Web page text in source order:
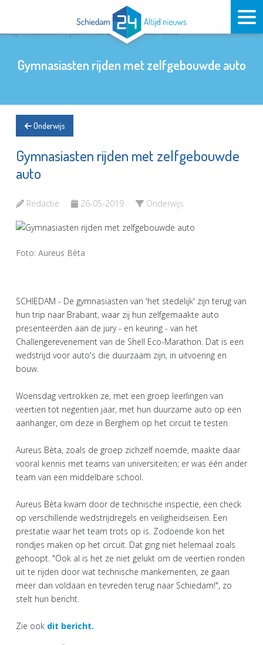
Gymnasiasten rijden met zelfgebouwde auto
Onderwijs
Gymnasiasten rijden met zelfgebouwde
auto
Redactie 26-05-2019 Onderwijs
Foto: Aureus Bèta
SCHIEDAM - De gymnasiasten van 'het stedelijk' zijn terug van
hun trip naar Brabant, waar zij hun zelfgemaakte auto
presenteerden aan de jury - en keuring - van het
Challengerevenement van de Shell Eco-Marathon. Dat is een
wedstrijd voor auto's die duurzaam zijn, in uitvoering en
bouw.
Woensdag vertrokken ze, met een groep leerlingen van
veertien tot negentien jaar, met hun duurzame auto op een
aanhanger, om deze in Berghem op het circuit te testen.
Aureus Bèta, zoals de groep zichzelf noemde, maakte daar
vooral kennis met teams van universiteiten; er was één ander
team van een middelbare school.
Aureus Bèta kwam door de technische inspectie, een check
op verschillende wedstrijdregels en veiligheidseisen. Een
prestatie waar het team trots op is. Zodoende kon het
rondjes maken op het circuit. Dat ging niet helemaal zoals
gehoopt. "Ook al is het ze niet gelukt om de veertien ronden
uit te rijden door wat technische mankementen, ze gaan
meer dan voldaan en tevreden terug naar Schiedam!", zo
stelt hun bericht.
Zie ook dit bericht.